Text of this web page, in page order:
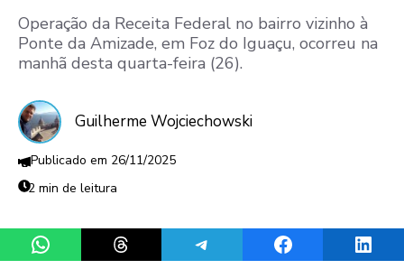
Operação da Receita Federal no bairro vizinho à
Ponte da Amizade, em Foz do Iguaçu, ocorreu na
manhã desta quarta-feira (26).
Guilherme Wojciechowski
26/11/2025
2 min de leitura
Share on WhatsAppShare on ThreadsShare on TelegramShare on Facebook